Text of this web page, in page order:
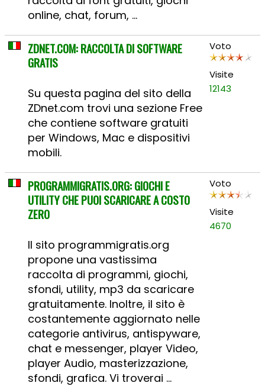
online, chat, forum, ...
ZDNET.COM: RACCOLTA DI SOFTWARE
GRATIS
Su questa pagina del sito della
ZDnet.com trovi una sezione Free
che contiene software gratuiti
per Windows, Mac e dispositivi
mobili.
Voto
Visite
12143
PROGRAMMIGRATIS.ORG: GIOCHI E
UTILITY CHE PUOI SCARICARE A COSTO
ZERO
Il sito programmigratis.org
propone una vastissima
raccolta di programmi, giochi,
sfondi, utility, mp3 da scaricare
gratuitamente. Inoltre, il sito è
costantemente aggiornato nelle
categorie antivirus, antispyware,
chat e messenger, player Video,
player Audio, masterizzazione,
sfondi, grafica. Vi troverai ...
Voto
Visite
4670